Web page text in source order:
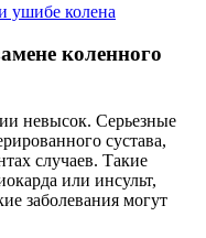
ушибе колена
коленного
невысок. Серьезные
сустава,
случаев. Такие
или инсульт,
заболевания могут